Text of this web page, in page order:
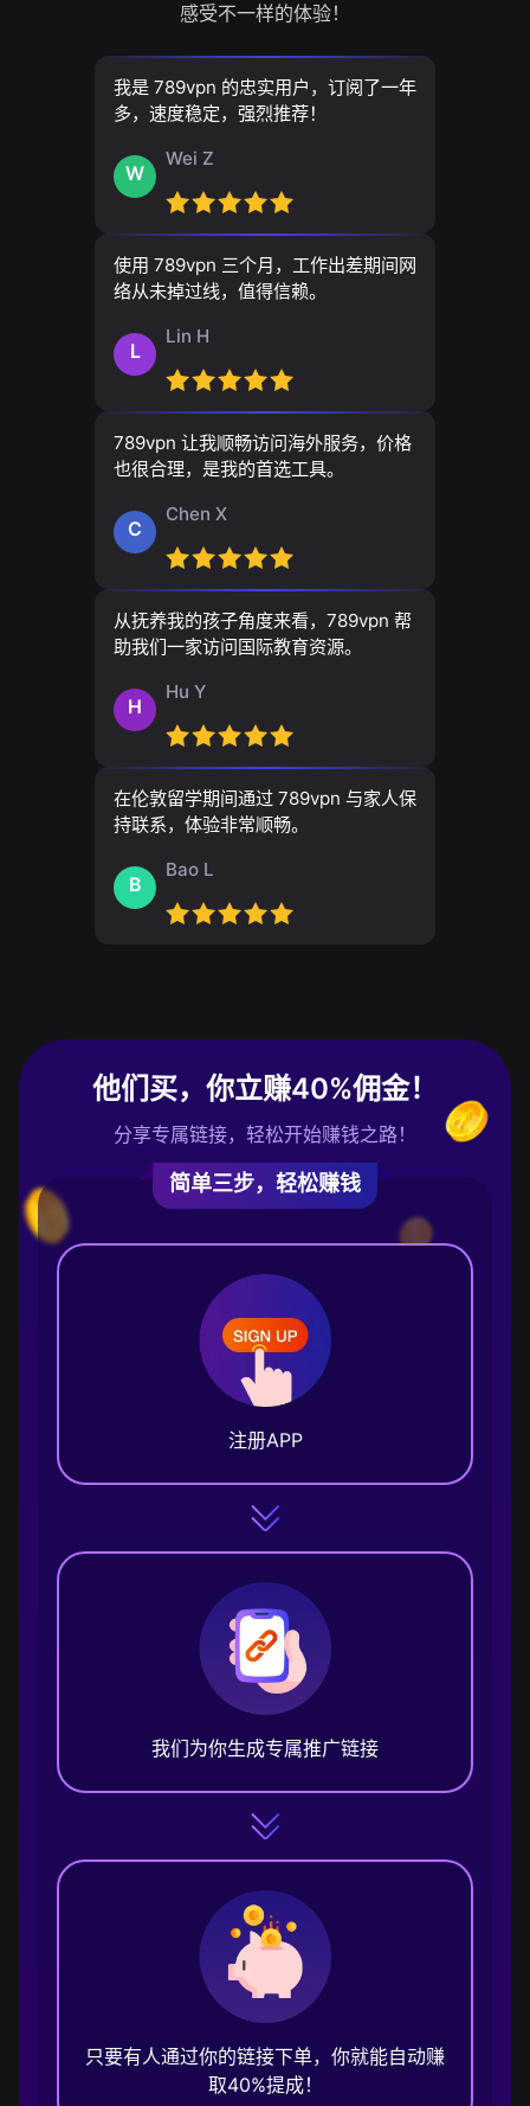
感受不一样的体验！
我是 789vpn 的忠实用户，订阅了一年
多，速度稳定，强烈推荐！
W
Wei Z
使用 789vpn 三个月，工作出差期间网
络从未掉过线，值得信赖。
L
Lin H
789vpn 让我顺畅访问海外服务，价格
也很合理，是我的首选工具。
C
Chen X
从抚养我的孩子角度来看，789vpn 帮
助我们一家访问国际教育资源。
H
Hu Y
在伦敦留学期间通过 789vpn 与家人保
持联系，体验非常顺畅。
B
Bao L
他们买，你立赚40%佣金！
分享专属链接，轻松开始赚钱之路！
简单三步，轻松赚钱
注册APP
我们为你生成专属推广链接
只要有人通过你的链接下单，你就能自动赚
取40%提成！